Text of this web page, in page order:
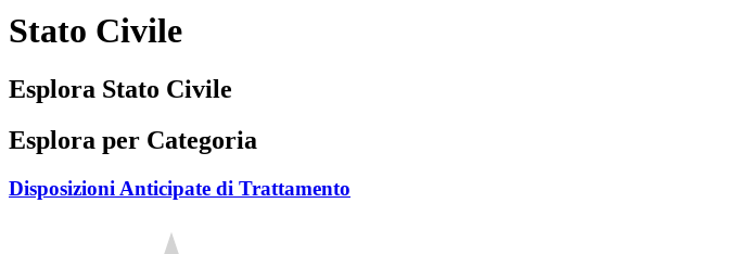
Stato Civile
Esplora Stato Civile
Esplora per Categoria
Disposizioni Anticipate di Trattamento